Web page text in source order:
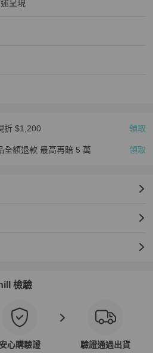
呈現
折 $1,200 領取
全額退款 最高再賠 5 萬 領取
檢驗
安心購驗證 驗證通過出貨